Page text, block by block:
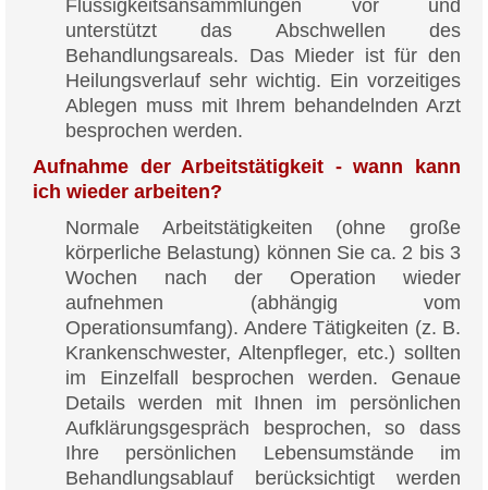
Flüssigkeitsansammlungen vor und
unterstützt das Abschwellen des
Behandlungsareals. Das Mieder ist für den
Heilungsverlauf sehr wichtig. Ein vorzeitiges
Ablegen muss mit Ihrem behandelnden Arzt
besprochen werden.
Aufnahme der Arbeitstätigkeit - wann kann
ich wieder arbeiten?
Normale Arbeitstätigkeiten (ohne große
körperliche Belastung) können Sie ca. 2 bis 3
Wochen nach der Operation wieder
aufnehmen (abhängig vom
Operationsumfang). Andere Tätigkeiten (z. B.
Krankenschwester, Altenpfleger, etc.) sollten
im Einzelfall besprochen werden. Genaue
Details werden mit Ihnen im persönlichen
Aufklärungsgespräch besprochen, so dass
Ihre persönlichen Lebensumstände im
Behandlungsablauf berücksichtigt werden